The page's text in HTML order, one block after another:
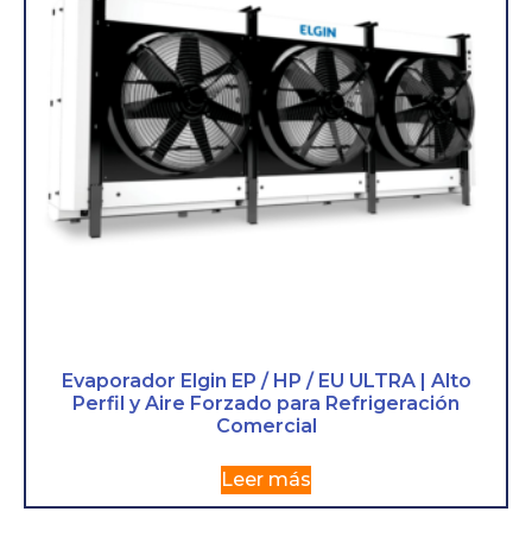
Evaporador Elgin EP / HP / EU ULTRA | Alto
Perfil y Aire Forzado para Refrigeración
Comercial
Leer más